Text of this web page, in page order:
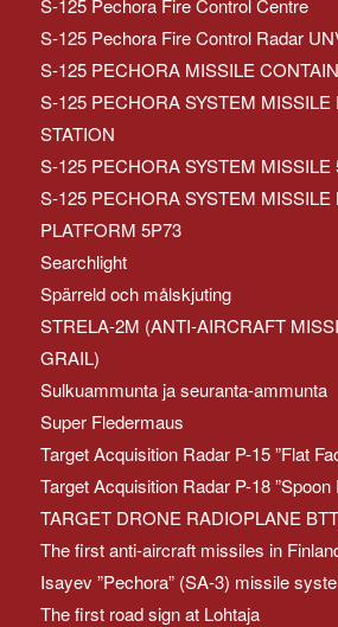
S-125 Pechora Fire Control Centre
S-125 Pechora Fire Control Radar
S-125 PECHORA MISSILE
S-125 PECHORA SYSTEM MISSILE
STATION
S-125 PECHORA SYSTEM MISSILE
S-125 PECHORA SYSTEM MISSILE
PLATFORM 5P73
Searchlight
Spärreld och målskjuting
STRELA-2M (ANTI-AIRCRAFT
GRAIL)
Sulkuammunta ja seuranta-ammunta
Super Fledermaus
Target Acquisition Radar P-15 ”Flat
Target Acquisition Radar P-18 ”Spoon
TARGET DRONE RADIOPLANE BTT
The first anti-aircraft missiles in
Isayev ”Pechora” (SA-3) missile
The first road sign at Lohtaja